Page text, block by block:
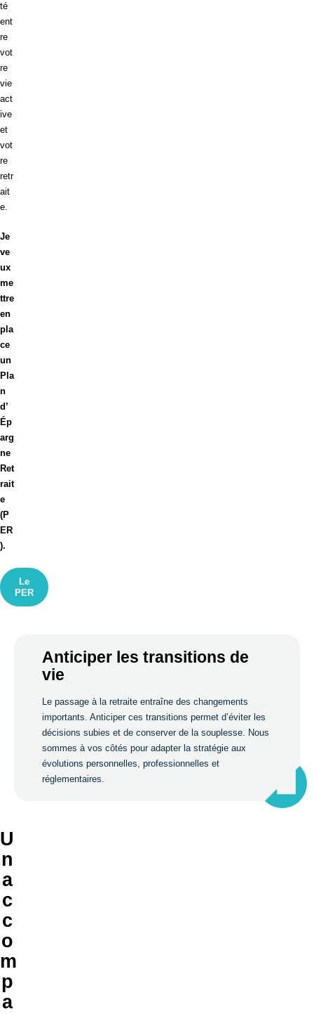
té
ent
re
vot
re
vie
act
ive
et
vot
re
retr
ait
e.
Je
ve
ux
me
ttre
en
pla
ce
un
Pla
n
d’
Ép
arg
ne
Ret
rait
e
(P
ER
).
Le
PER
Anticiper les transitions de
vie
Le passage à la retraite entraîne des changements
importants. Anticiper ces transitions permet d’éviter les
décisions subies et de conserver de la souplesse. Nous
sommes à vos côtés pour adapter la stratégie aux
évolutions personnelles, professionnelles et
réglementaires.
U
n
a
c
c
o
m
p
a